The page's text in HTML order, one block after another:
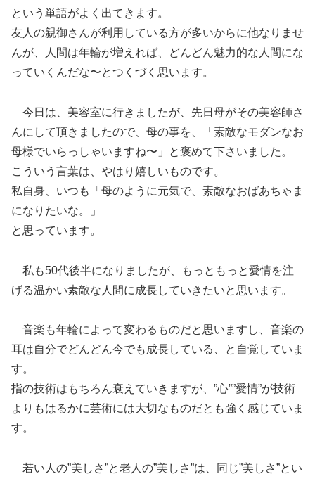
という単語がよく出てきます。
友人の親御さんが利用している方が多いからに他なりませ
んが、人間は年輪が増えれば、どんどん魅力的な人間にな
っていくんだな〜とつくづく思います。
今日は、美容室に行きましたが、先日母がその美容師さ
んにして頂きましたので、母の事を、「素敵なモダンなお
母様でいらっしゃいますね〜」と褒めて下さいました。
こういう言葉は、やはり嬉しいものです。
私自身、いつも「母のように元気で、素敵なおばあちゃま
になりたいな。」
と思っています。
私も50代後半になりましたが、もっともっと愛情を注
げる温かい素敵な人間に成長していきたいと思います。
音楽も年輪によって変わるものだと思いますし、音楽の
耳は自分でどんどん今でも成長している、と自覚していま
す。
指の技術はもちろん衰えていきますが、”心””愛情”が技術
よりもはるかに芸術には大切なものだとも強く感じていま
す。
若い人の”美しさ”と老人の”美しさ”は、同じ”美しさ”とい